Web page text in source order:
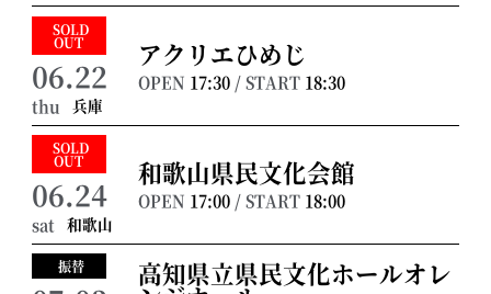
SOLD
OUT
06.22
thu 兵庫
アクリエひめじ
OPEN 17:30 / START 18:30
SOLD
OUT
06.24
sat 和歌山
和歌山県民文化会館
OPEN 17:00 / START 18:00
振替 高知県立県民文化ホールオレ